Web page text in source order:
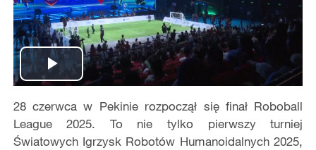
Play
Video
28 czerwca w Pekinie rozpoczął się finał Roboball
League 2025. To nie tylko pierwszy turniej
Światowych Igrzysk Robotów Humanoidalnych 2025,